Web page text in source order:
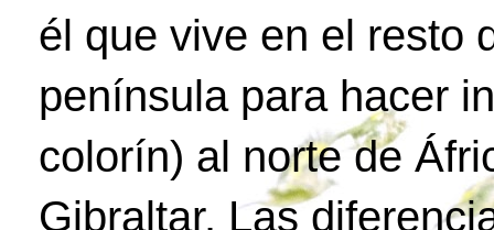
él que vive en el resto
península para hacer
colorín) al norte de
Gibraltar. Las